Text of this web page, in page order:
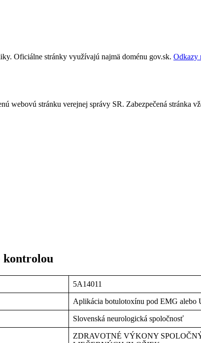
Oficiálne stránky využívajú najmä doménu gov.sk. Odkazy
webovú stránku verejnej správy SR. Zabezpečená stránka
kontrolou
5A14011
Aplikácia botulotoxínu pod EMG alebo
Slovenská neurologická spoločnosť
ZDRAVOTNÉ VÝKONY